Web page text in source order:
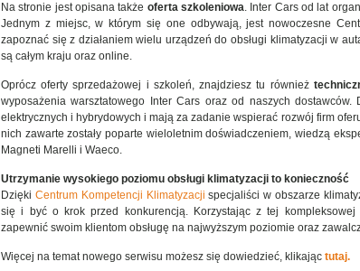
Na stronie jest opisana także oferta szkoleniowa. Inter Cars od lat
Jednym z miejsc, w którym się one odbywają, jest nowoczesne
zapoznać się z działaniem wielu urządzeń do obsługi klimatyzacji w
są całym kraju oraz online.
Oprócz oferty sprzedażowej i szkoleń, znajdziesz tu również
wyposażenia warsztatowego Inter Cars oraz od naszych
elektrycznych i hybrydowych i mają za zadanie wspierać rozwój firm
nich zawarte zostały poparte wieloletnim doświadczeniem, wiedzą
Magneti Marelli i Waeco.
Utrzymanie wysokiego poziomu obsługi klimatyzacji to konieczność
Dzięki Centrum Kompetencji Klimatyzacji specjaliści w obszarze
się i być o krok przed konkurencją. Korzystając z tej kompleksowej
zapewnić swoim klientom obsługę na najwyższym poziomie oraz
Więcej na temat nowego serwisu możesz się dowiedzieć, klikając tutaj.